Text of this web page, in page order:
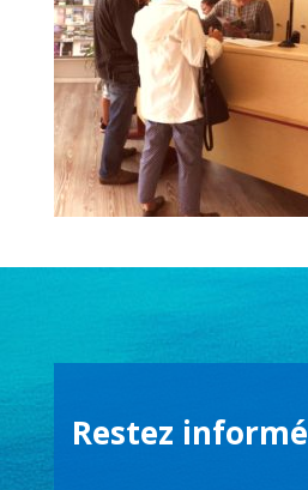
Restez informé